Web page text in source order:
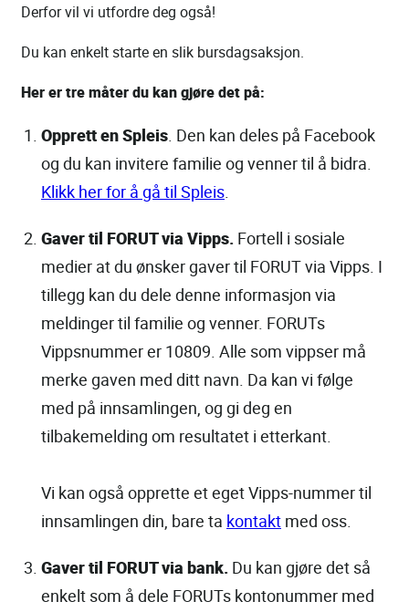
Derfor vil vi utfordre deg også!
Du kan enkelt starte en slik bursdagsaksjon.
Her er tre måter du kan gjøre det på:
Opprett en Spleis. Den kan deles på Facebook
og du kan invitere familie og venner til å bidra.
Klikk her for å gå til Spleis.
Gaver til FORUT via Vipps. Fortell i sosiale
medier at du ønsker gaver til FORUT via Vipps. I
tillegg kan du dele denne informasjon via
meldinger til familie og venner. FORUTs
Vippsnummer er 10809. Alle som vippser må
merke gaven med ditt navn. Da kan vi følge
med på innsamlingen, og gi deg en
tilbakemelding om resultatet i etterkant.
Vi kan også opprette et eget Vipps-nummer til
innsamlingen din, bare ta kontakt med oss.
Gaver til FORUT via bank. Du kan gjøre det så
enkelt som å dele FORUTs kontonummer med